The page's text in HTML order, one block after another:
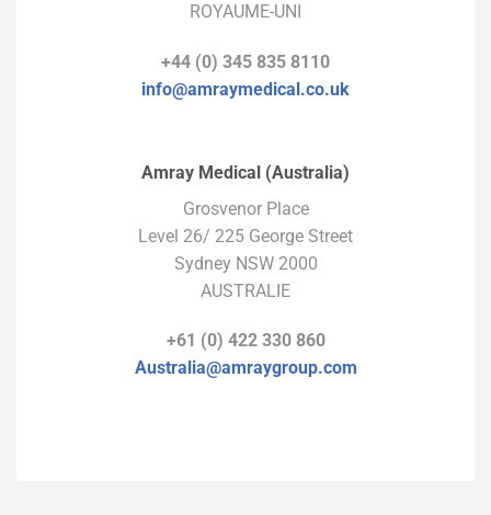
ROYAUME-UNI
+44 (0) 345 835 8110
info@amraymedical.co.uk
Amray Medical (Australia)
Grosvenor Place
Level 26/ 225 George Street
Sydney NSW 2000
AUSTRALIE
+61 (0) 422 330 860
Australia@amraygroup.com